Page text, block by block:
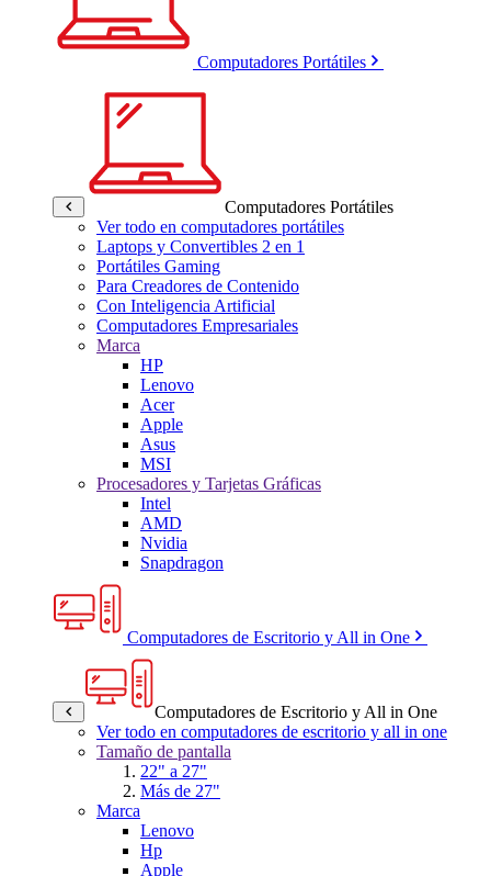
Computadores Portátiles
Computadores Portátiles
Ver todo en computadores portátiles
Laptops y Convertibles 2 en 1
Portátiles Gaming
Para Creadores de Contenido
Con Inteligencia Artificial
Computadores Empresariales
Marca
HP
Lenovo
Acer
Apple
Asus
MSI
Procesadores y Tarjetas Gráficas
Intel
AMD
Nvidia
Snapdragon
Computadores de Escritorio y All in One
Computadores de Escritorio y All in One
Ver todo en computadores de escritorio y all in one
Tamaño de pantalla
22" a 27"
Más de 27"
Marca
Lenovo
Hp
Apple